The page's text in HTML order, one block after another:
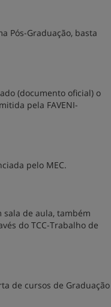
Pós-Graduação, basta
(documento oficial) o
pela FAVENI-
pelo MEC.
sala de aula, também
do TCC-Trabalho de
de cursos de Graduação